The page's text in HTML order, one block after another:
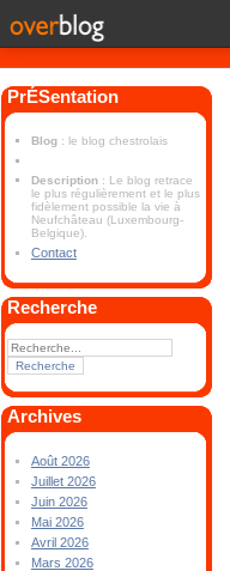
PrÉSentation
Blog : le blog chestrolais
Description : Le blog retrace
le plus régulièrement et le plus
fidèlement possible la vie à
Neufchâteau (Luxembourg-
Belgique).
Contact
Recherche
Archives
Août 2026
Juillet 2026
Juin 2026
Mai 2026
Avril 2026
Mars 2026